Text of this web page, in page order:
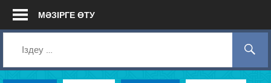
Skip
МӘЗІРГЕ ӨТУ